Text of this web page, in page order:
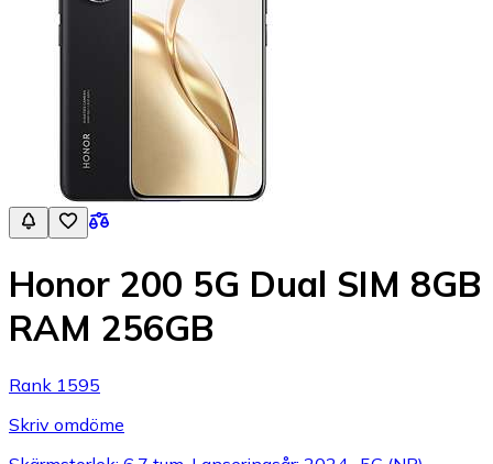
Honor 200 5G Dual SIM 8GB
RAM 256GB
Rank 1595
Skriv omdöme